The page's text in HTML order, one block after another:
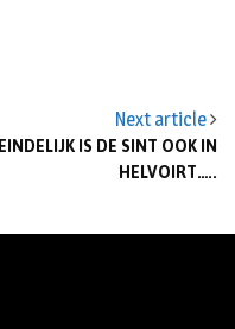
Next article
EINDELIJK IS DE SINT OOK IN
HELVOIRT…..